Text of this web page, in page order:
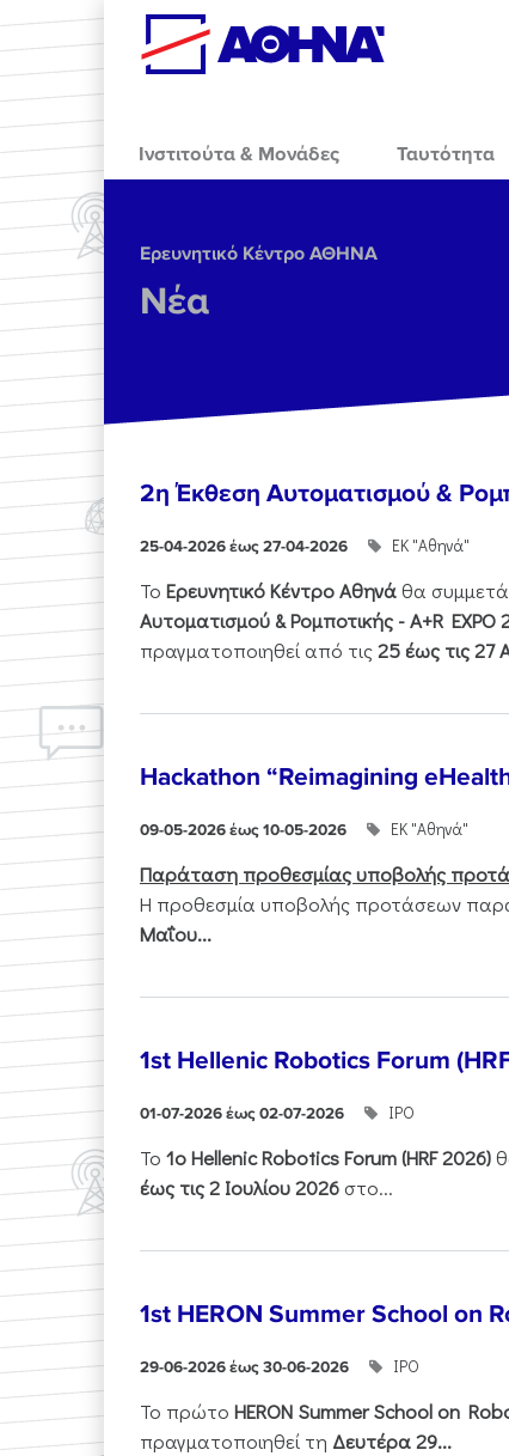
Skip to main content
Ινστιτούτα & Μονάδες Ταυτότητα
Ερευνητικό Κέντρο ΑΘΗΝΑ
Νέα
2η Έκθεση Αυτοματισμού &
25-04-2026 έως 27-04-2026 ΕΚ "Αθηνά"
Το Ερευνητικό Κέντρο Αθηνάθα
Αυτοματισμού & Ρομποτικής - Α+R EXPO
πραγματοποιηθεί από τις25 έως τις 27
Hackathon “Reimagining
09-05-2026 έως 10-05-2026 ΕΚ "Αθηνά"
Παράταση προθεσμίας υποβολής
Η προθεσμία υποβολής προτάσεων
Μαΐου...
1st Hellenic Robotics Forum
01-07-2026 έως 02-07-2026 ΙΡΟ
Το 1οHellenicRoboticsForum(HRF2026)
έως τις 2 Ιουλίου 2026 στο...
1st HERON Summer School on
29-06-2026 έως 30-06-2026 ΙΡΟ
Το πρώτο HERON SummerSchoolon
πραγματοποιηθεί τη Δευτέρα 29...